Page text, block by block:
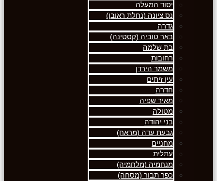
יסוד המעלה
נס ציונה (נחלת ראובן)
גדרה
באר טוביה (קסטינה)
בת שלמה
רחובות
משמר הירדן
עין זיתים
חדרה
מאיר שפיה
מטולה
בני יהודה
גבעת עדה (מראח)
מחניים
עתלית
מנחמיה (מלחמיה)
כפר תבור (מסחה)